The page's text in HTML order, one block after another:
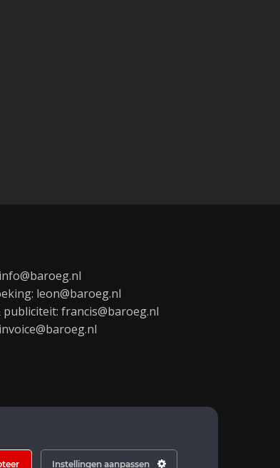
info@baroeg.nl
leon@baroeg.nl
francis@baroeg.nl
Instellingen aanpassen